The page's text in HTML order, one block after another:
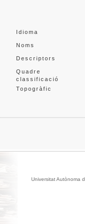
Idioma
Noms
Descriptors
Quadre
classificació
Topogràfic
Universitat Autònoma